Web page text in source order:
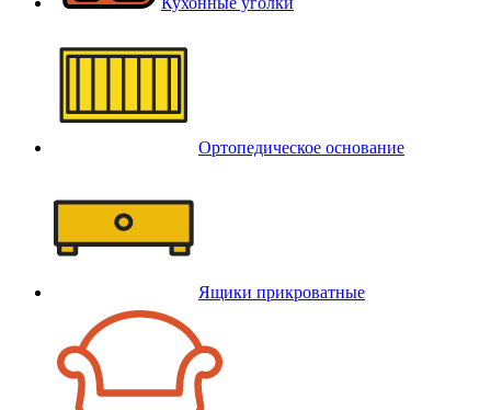
Ортопедическое основание
Ящики прикроватные